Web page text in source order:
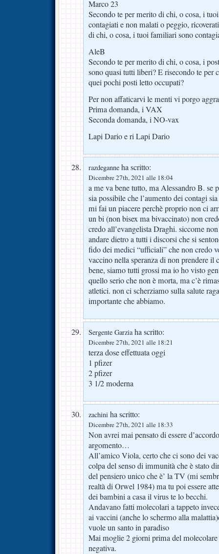
Marco 23
Secondo te per merito di chi, o cosa, i
contagiati e non malati o peggio,
di chi, o cosa, i tuoi familiari sono
AleB
Secondo te per merito di chi, o cosa, i
sono quasi tutti liberi? E risecondo te per
quei pochi posti letto occupati?
Per non affaticarvi le menti vi porgo
Prima domanda, i VAX
Seconda domanda, i NO-vax
Lapi Dario e ri Lapi Dario
razdeganne ha scritto:
Dicembre 27th, 2021 alle 18:04
a me va bene tutto, ma Alessandro B. se
sia possibile che l’aumento dei contagi
mi fai un piacere perchè proprio non ci
un bi (non bisex ma bivaccinato) non
credo all’evangelista Draghi. siccome
andare dietro a tutti i discorsi che si
fido dei medici “ufficiali” che non credo
vaccino nella speranza di non prendere il
bene, siamo tutti grossi ma io ho visto
quello serio che non è morta, ma c’è
atletici. non ci scherziamo sulla salute
importante che abbiamo.
Sergente Garziaha scritto:
Dicembre 27th, 2021 alle 18:21
terza dose effettuata oggi
1 pfizer
2 pfizer
3 1/2 moderna
zachini ha scritto:
Dicembre 27th, 2021 alle 18:33
Non avrei mai pensato di essere
argomento…
All’amico Viola, certo che ci sono dei
colpa del senso di immunità che è stato
del pensiero unico che è’ la TV (mi
realtà di Orwel 1984) ma tu poi essere
dei bambini a casa il virus te lo becchi.
Andavano fatti molecolari a tappeto
ai vaccini (anche lo schermo alla
vuole un santo in paradiso
Mai moglie 2 giorni prima del
negativa.